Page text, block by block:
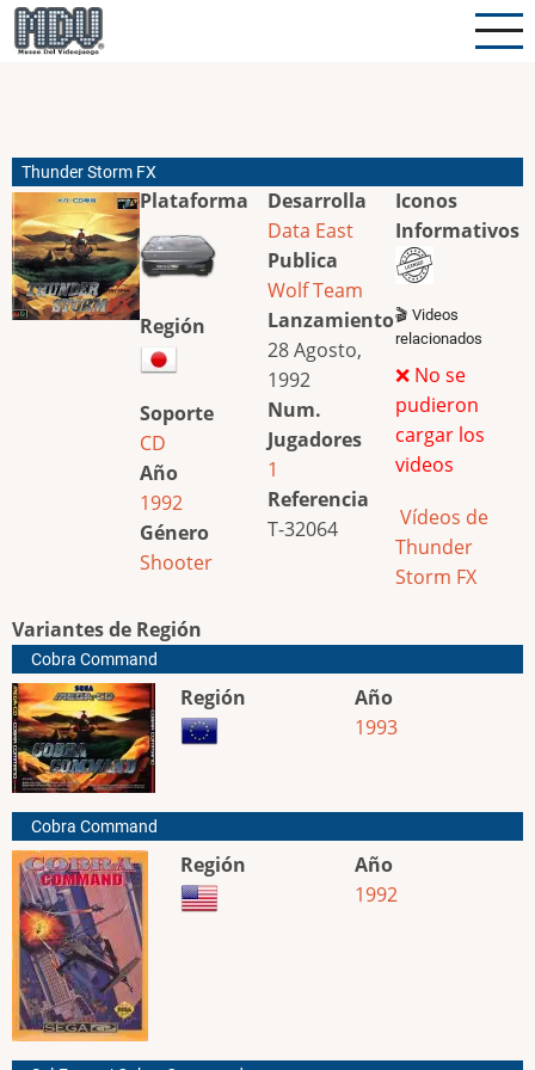
Pasar
al
Thunder Storm FX
Plataforma
Región
Soporte
CD
Año
1992
Género
Shooter
Desarrolla
Data East
Publica
Wolf Team
Lanzamiento
28 Agosto,
1992
Num.
Jugadores
1
Referencia
T-32064
Iconos
Informativos
🎬 Videos
relacionados
❌ No se
pudieron
cargar los
videos
Vídeos de
Thunder
Storm FX
Variantes de Región
Cobra Command
Región
Año
1993
Cobra Command
Región
Año
1992